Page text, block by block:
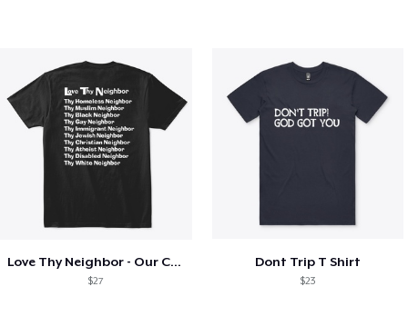
Love Thy Neighbor - Our Classic Design
$27
Dont Trip T Shirt
$23